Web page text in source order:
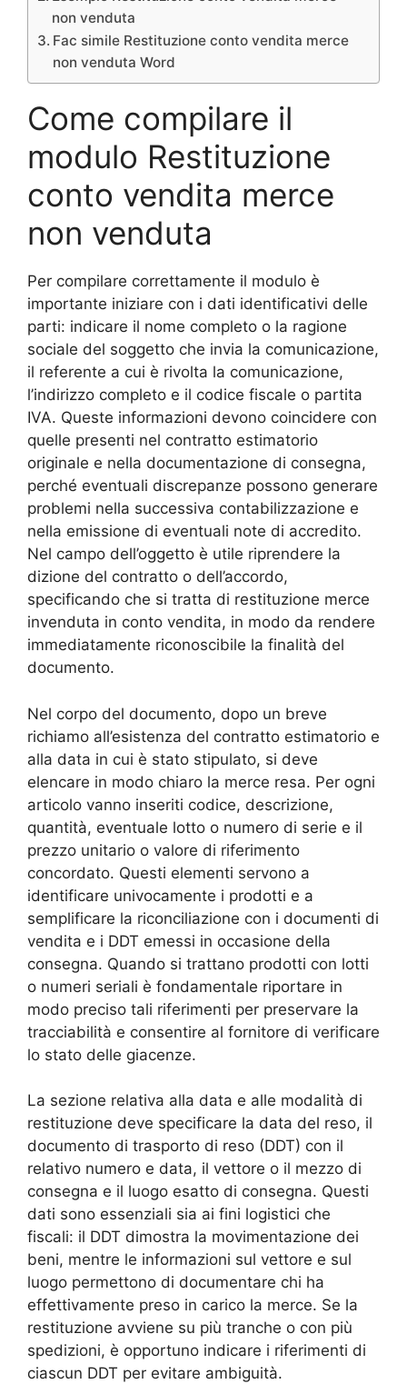
non venduta​
Fac simile Restituzione conto vendita merce
non venduta​ Word
Come compilare il
modulo Restituzione
conto vendita merce
non venduta​
Per compilare correttamente il modulo è
importante iniziare con i dati identificativi delle
parti: indicare il nome completo o la ragione
sociale del soggetto che invia la comunicazione,
il referente a cui è rivolta la comunicazione,
l’indirizzo completo e il codice fiscale o partita
IVA. Queste informazioni devono coincidere con
quelle presenti nel contratto estimatorio
originale e nella documentazione di consegna,
perché eventuali discrepanze possono generare
problemi nella successiva contabilizzazione e
nella emissione di eventuali note di accredito.
Nel campo dell’oggetto è utile riprendere la
dizione del contratto o dell’accordo,
specificando che si tratta di restituzione merce
invenduta in conto vendita, in modo da rendere
immediatamente riconoscibile la finalità del
documento.
Nel corpo del documento, dopo un breve
richiamo all’esistenza del contratto estimatorio e
alla data in cui è stato stipulato, si deve
elencare in modo chiaro la merce resa. Per ogni
articolo vanno inseriti codice, descrizione,
quantità, eventuale lotto o numero di serie e il
prezzo unitario o valore di riferimento
concordato. Questi elementi servono a
identificare univocamente i prodotti e a
semplificare la riconciliazione con i documenti di
vendita e i DDT emessi in occasione della
consegna. Quando si trattano prodotti con lotti
o numeri seriali è fondamentale riportare in
modo preciso tali riferimenti per preservare la
tracciabilità e consentire al fornitore di verificare
lo stato delle giacenze.
La sezione relativa alla data e alle modalità di
restituzione deve specificare la data del reso, il
documento di trasporto di reso (DDT) con il
relativo numero e data, il vettore o il mezzo di
consegna e il luogo esatto di consegna. Questi
dati sono essenziali sia ai fini logistici che
fiscali: il DDT dimostra la movimentazione dei
beni, mentre le informazioni sul vettore e sul
luogo permettono di documentare chi ha
effettivamente preso in carico la merce. Se la
restituzione avviene su più tranche o con più
spedizioni, è opportuno indicare i riferimenti di
ciascun DDT per evitare ambiguità.